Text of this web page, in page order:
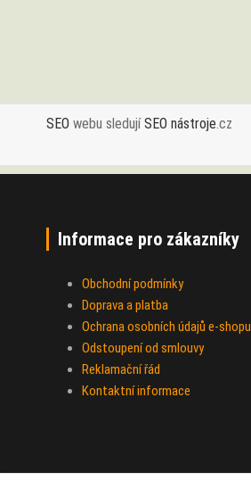
SEO webu sledujíSEO nástroje.cz
Informace pro zákazníky
Obchodní podmínky
Doprava a platba
Ochrana osobních údajů e-shopu
Odstoupení od smlouvy
Reklamační řád
Kontaktní informace